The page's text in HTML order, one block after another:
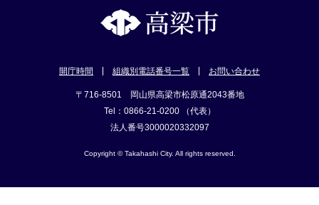
開庁時間 組織別電話番号一覧 お問い合わせ
〒716-8501 岡山県高梁市松原通2043番地
Tel：0866-21-0200 （代表）
法人番号3000020332097
Copyright © Takahashi City. All rights reserved.